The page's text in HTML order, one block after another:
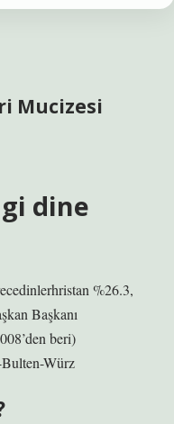
Mucizesi
dine
%26.3,
Başkanı
beri)
Würz